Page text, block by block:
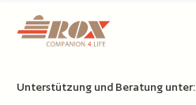
Unterstützung und Beratung unter: